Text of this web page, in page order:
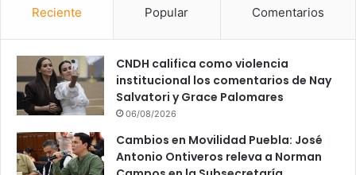
Reciente Popular Comentarios
CNDH califica como violencia
institucional los comentarios de Nay
Salvatori y Grace Palomares
06/08/2026
Cambios en Movilidad Puebla: José
Antonio Ontiveros releva a Norman